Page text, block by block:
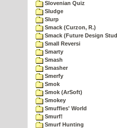
Slovenian Quiz
Sludge
Slurp
Smack (Curzon, R.)
Smack (Future Design
Small Reversi
Smarty
Smash
Smasher
Smerfy
Smok
Smok (ArSoft)
Smokey
Smuffies' World
Smurf!
Smurf Hunting